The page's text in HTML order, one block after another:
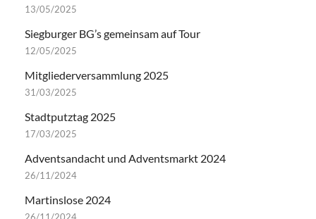
13/05/2025
Siegburger BG’s gemeinsam auf Tour
12/05/2025
Mitgliederversammlung 2025
31/03/2025
Stadtputztag 2025
17/03/2025
Adventsandacht und Adventsmarkt 2024
26/11/2024
Martinslose 2024